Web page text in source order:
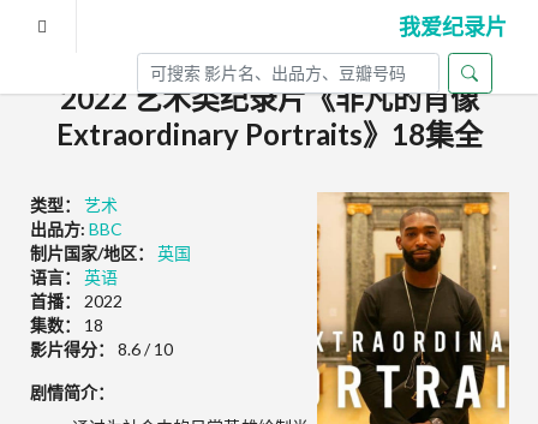
我爱纪录片
2022 艺术类纪录片《非凡的肖像
Extraordinary Portraits》18集全
类型：
艺术
出品方: BBC
制片国家/地区：
英国
语言：
英语
首播：
2022
集数：
18
影片得分：
8.6 / 10
剧情简介：